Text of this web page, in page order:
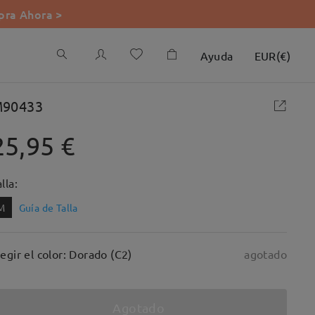
Ahora >
Ayuda EUR(€)
€
Guía de Talla
el color: Dorado (C2) agotado